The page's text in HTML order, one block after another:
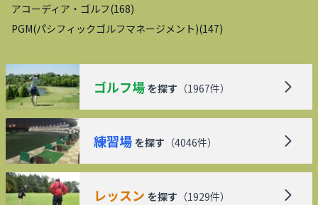
アコーディア・ゴルフ(168)
PGM(パシフィックゴルフマネージメント)(147)
ゴルフ場 を探す （1967件）
練習場 を探す （4046件）
レッスン を探す （1929件）